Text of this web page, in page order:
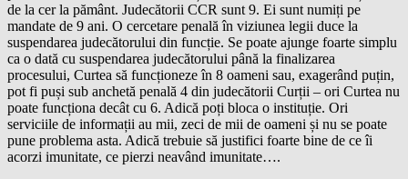
de la cer la pământ. Judecătorii CCR sunt 9. Ei sunt numiți pe
mandate de 9 ani. O cercetare penală în viziunea legii duce la
suspendarea judecătorului din funcție. Se poate ajunge foarte simplu
ca o dată cu suspendarea judecătorului până la finalizarea
procesului, Curtea să funcționeze în 8 oameni sau, exagerând puțin,
pot fi puși sub anchetă penală 4 din judecătorii Curții – ori Curtea nu
poate funcționa decât cu 6. Adică poți bloca o instituție. Ori
serviciile de informații au mii, zeci de mii de oameni și nu se poate
pune problema asta. Adică trebuie să justifici foarte bine de ce îi
acorzi imunitate, ce pierzi neavând imunitate….